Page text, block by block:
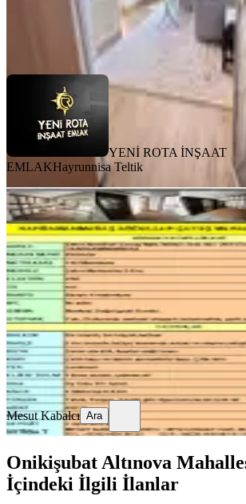
YENİ ROTA İNŞAAT EMLAKHayrunnisa
YENİ ROTA İNŞAAT
EMLAKHayrunnisa Teltik
BALKONLU
Kahramanmaraş
Mahallesinde Kiralık
Onikişubat, Şehit Abdullah
3+1·140 m²·Bodrum Kat
20.000 ₺
Mesut Kabalcı
Ara
Mesut Kabalcı Ara
Onikişubat Altınova
İçindeki İlgili İlanlar